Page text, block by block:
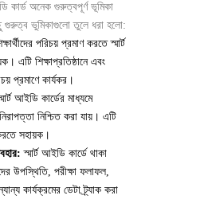
কার্ড অনেক গুরুত্বপূর্ণ ভূমিকা
গুরুত্ব ভুমিকাগুলো তুলে ধরা হলো:
পরিচয় প্রমাণ করতে স্মার্ট
এটি শিক্ষাপ্রতিষ্ঠানে এবং
প্রমাণে কার্যকর।
আইডি কার্ডের মাধ্যমে
নিশ্চিত করা যায়। এটি
সহায়ক।
স্মার্ট আইডি কার্ডে থাকা
উপস্থিতি, পরীক্ষা ফলাফল,
কার্যক্রমের ডেটা ট্র্যাক করা